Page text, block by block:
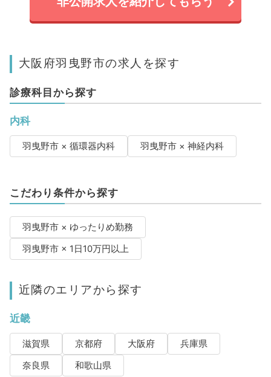
大阪府羽曳野市の求人を探す
診療科目から探す
内科
羽曳野市 × 循環器内科 羽曳野市 × 神経内科
こだわり条件から探す
羽曳野市 × ゆったりめ勤務
羽曳野市 × 1日10万円以上
近隣のエリアから探す
近畿
滋賀県 京都府 大阪府
兵庫県
奈良県
和歌山県